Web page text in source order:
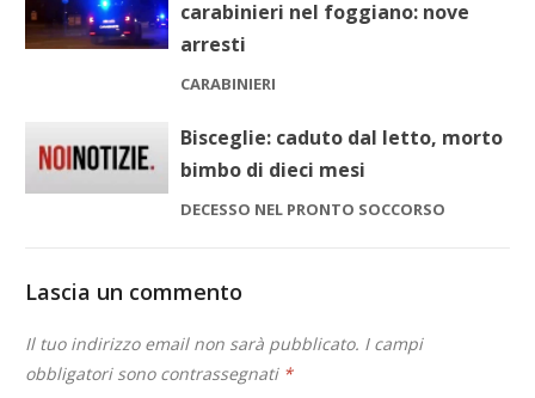
carabinieri nel foggiano: nove
arresti
CARABINIERI
Bisceglie: caduto dal letto, morto
bimbo di dieci mesi
DECESSO NEL PRONTO SOCCORSO
Lascia un commento
Il tuo indirizzo email non sarà pubblicato. I campi
obbligatori sono contrassegnati *